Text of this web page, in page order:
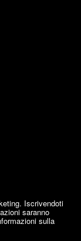
Iscrivendoti
saranno
sulla